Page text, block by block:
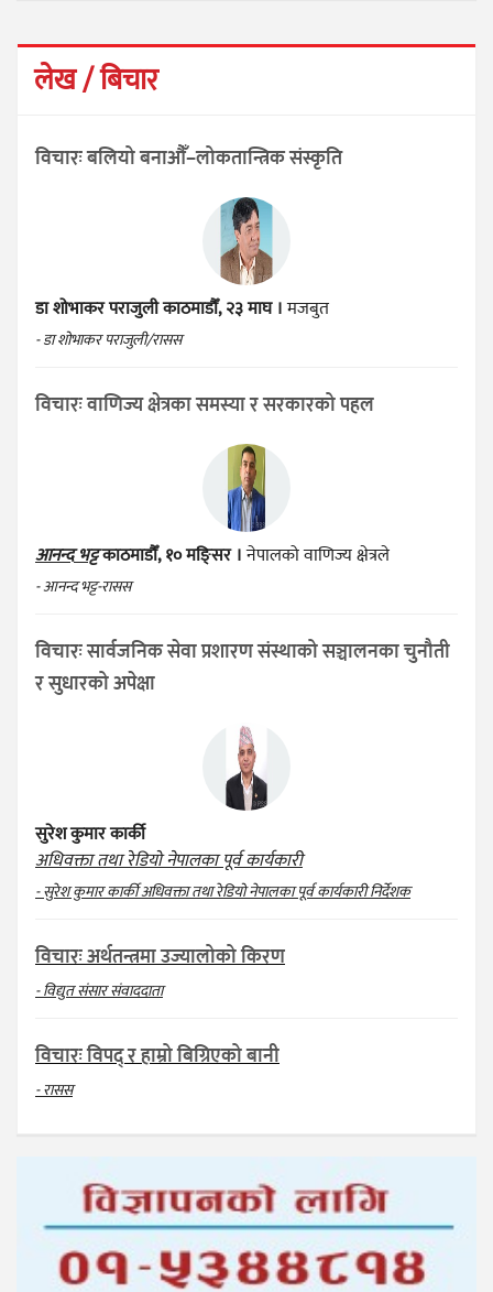
लेख / बिचार
विचारः बलियो बनाऔँ–लोकतान्त्रिक संस्कृति
डा शोभाकर पराजुलीकाठमाडौँ, २३ माघ ।मजबुत
- डा शोभाकर पराजुली/रासस
विचारः वाणिज्य क्षेत्रका समस्या र सरकारको पहल
आनन्द भट्टकाठमाडौँ, १० मङ्सिर ।नेपालको वाणिज्य क्षेत्रले
- आनन्द भट्ट-रासस
विचारः सार्वजनिक सेवा प्रशारण संस्थाको सञ्चालनका चुनौती
र सुधारको अपेक्षा
सुरेश कुमार कार्की
अधिवक्ता तथा रेडियो नेपालका पूर्व कार्यकारी
- सुरेश कुमार कार्की अधिवक्ता तथा रेडियो नेपालका पूर्व कार्यकारी निर्देशक
विचारः अर्थतन्त्रमा उज्यालोको किरण
- विद्युत संसार संवाददाता
विचारः विपद् र हाम्रो बिग्रिएको बानी
- रासस